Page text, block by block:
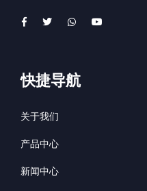
快捷导航
关于我们
产品中心
新闻中心